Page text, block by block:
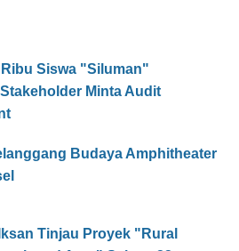
Ribu Siswa "Siluman"
Minta Audit
Budaya Amphitheater
Tinjau Proyek "Rural